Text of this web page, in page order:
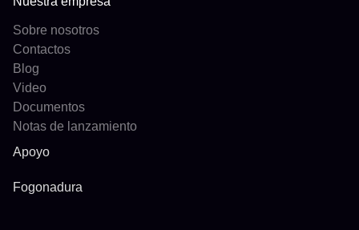
Sobre nosotros
Contactos
Blog
Video
Documentos
Notas de lanzamiento
Apoyo
Fogonadura